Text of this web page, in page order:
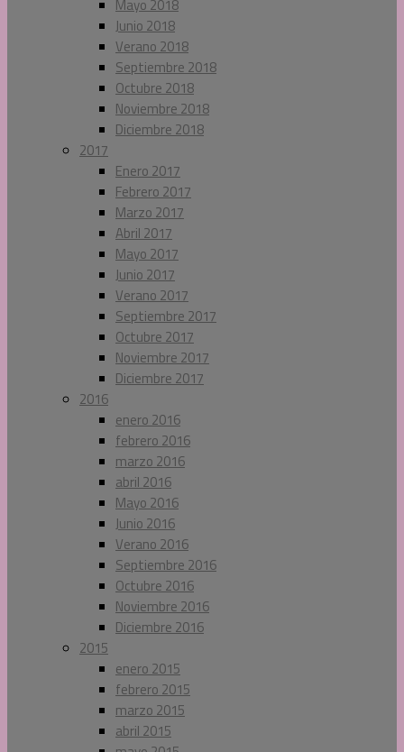
Mayo 2018
Junio 2018
Verano 2018
Septiembre 2018
Octubre 2018
Noviembre 2018
Diciembre 2018
2017
Enero 2017
Febrero 2017
Marzo 2017
Abril 2017
Mayo 2017
Junio 2017
Verano 2017
Septiembre 2017
Octubre 2017
Noviembre 2017
Diciembre 2017
2016
enero 2016
febrero 2016
marzo 2016
abril 2016
Mayo 2016
Junio 2016
Verano 2016
Septiembre 2016
Octubre 2016
Noviembre 2016
Diciembre 2016
2015
enero 2015
febrero 2015
marzo 2015
abril 2015